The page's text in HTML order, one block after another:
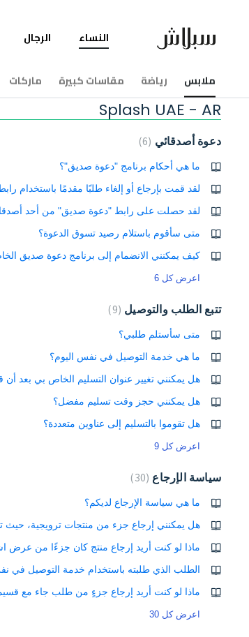
النساء
ملابس رياضة مقاسات كبيرة ماركات
الرجال
Splash UAE - AR
دعوة أصدقائي 6
ما هي أحكام برنامج "دعوة صديق"؟
لقد حصلت على رابط "دعوة صديق" من أحد
متى سأقوم باستلام رصيد تسوق الدعوة؟
كيف يمكنني الانضمام إلى برنامج دعوة صديق
اعرض كل 6
تتبع الطلب والتوصيل 9
متى سأستلم طلبي؟
ما هي خدمة التوصيل في نفس اليوم؟
هل يمكنني تغيير عنوان التسليم الخاص بي بعد
هل يمكنني حجز وقت تسليم مفضل؟
هل تقوموا بالتسليم إلى عناوين متعددة؟
اعرض كل 9
سياسة الإرجاع 30
ما هي سياسة الإرجاع لديكم؟
ماذا لو كنت أريد إرجاع جزءٍ من طلب جاء مع
اعرض كل 30